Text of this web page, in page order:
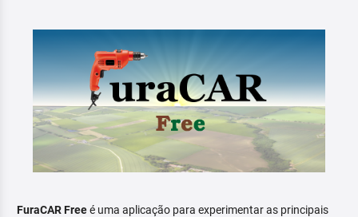
FuraCAR Freeé uma aplicação para experimentar as principais